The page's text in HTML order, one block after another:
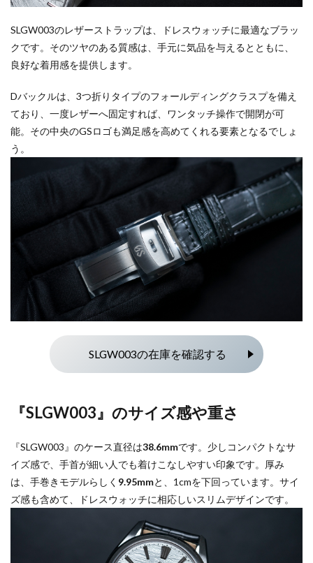
SLGW003のレザーストラップは、ドレスウォッチに最適なブラッ
クです。そのツヤのある質感は、手元に気品を与えるとともに、
良好な着用感を提供します。
Dバックルは、3つ折りタイプのフォールディングクラスプを備え
ており、一度レザーへ固定すれば、ワンタッチ操作で開閉が可
能。その中央のGSロゴも満足感を高めてくれる要素となるでしょ
う。
SLGW003の在庫を確認する
『SLGW003』のサイズ感や重さ
『SLGW003』のケース直径は38.6mmです。少しコンパクトなサ
イズ感で、手首が細い人でも着けこなしやすい印象です。厚み
は、手巻きモデルらしく 9.95mmと、1cmを下回っています。サイ
ズ感も含めて、ドレスウォッチに相応しいスリムデザインです。